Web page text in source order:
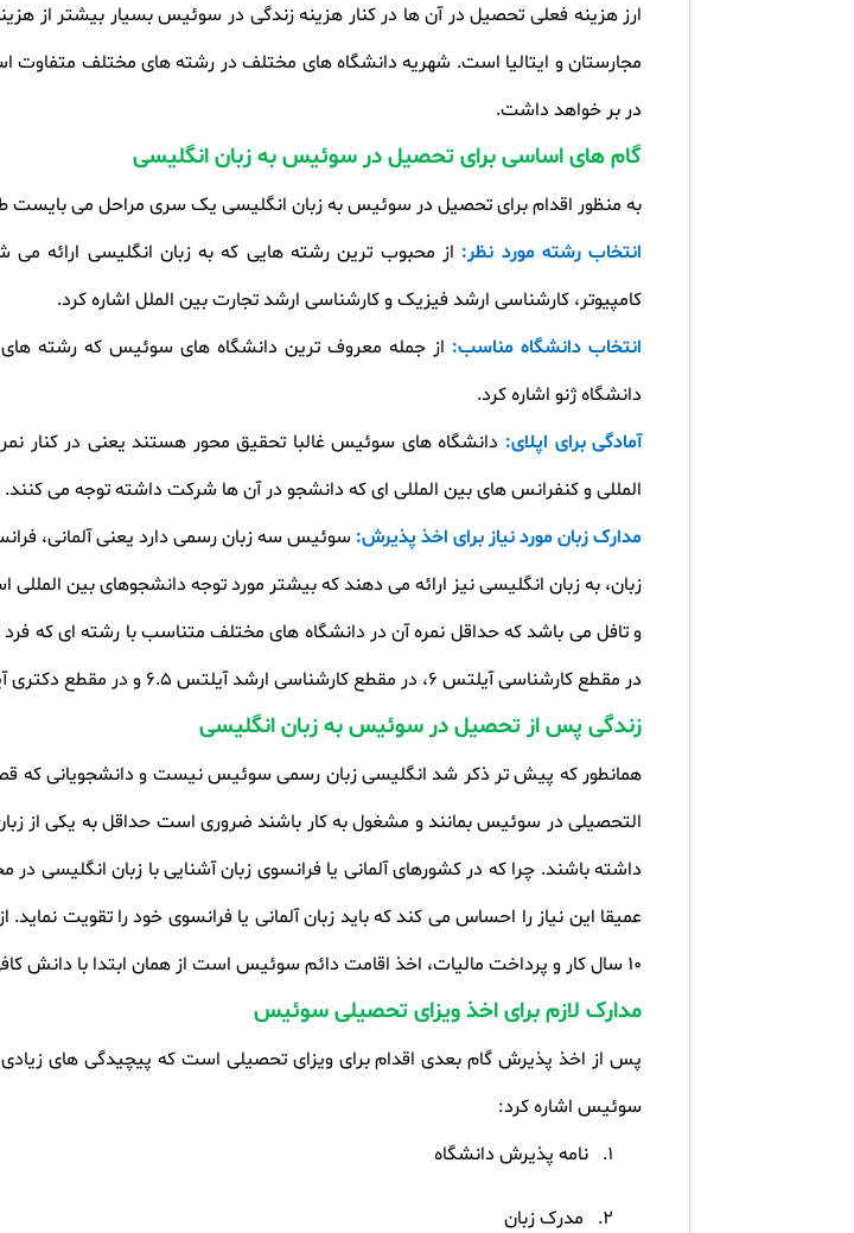
ارز هزینه فعلی تحصیل در آن ها در کنار هزینه زندگی در سوئیس بسیار بیشتر از
مجارستان و ایتالیا است. شهریه دانشگاه های مختلف در رشته های مختلف متفاوت است
در بر خواهد داشت.
گام های اساسی برای تحصیل در سوئیس به زبان انگلیسی
به منظور اقدام برای تحصیل در سوئیس به زبان انگلیسی یک سری مراحل می
انتخاب رشته مورد نظر: از محبوب ترین رشته هایی که به زبان انگلیسی ارائه
کامپیوتر، کارشناسی ارشد فیزیک و کارشناسی ارشد تجارت بین الملل اشاره کرد.
انتخاب دانشگاه مناسب: از جمله معروف ترین دانشگاه های سوئیس که رشته های
دانشگاه ژنو اشاره کرد.
آمادگی برای اپلای: دانشگاه های سوئیس غالبا تحقیق محور هستند یعنی در کنار
المللی و کنفرانس های بین المللی ای که دانشجو در آن ها شرکت داشته توجه می کنند.
مدارک زبان مورد نیاز برای اخذ پذیرش: سوئیس سه زبان رسمی دارد یعنی آلمانی،
زبان، به زبان انگلیسی نیز ارائه می دهند که بیشتر مورد توجه دانشجوهای بین
و تافل می باشد که حداقل نمره آن در دانشگاه های مختلف متناسب با رشته ای که
در مقطع کارشناسی آیلتس 6، در مقطع کارشناسی ارشد آیلتس 6.5 و در مقطع دکتری آیلتس 7 به بالای آکادمیک مورد نیاز است
زندگی پس از تحصیل در سوئیس به زبان انگلیسی
همانطور که پیش تر ذکر شد انگلیسی زبان رسمی سوئیس نیست و دانشجویانی که
التحصیلی در سوئیس بمانند و مشغول به کار باشند ضروری است حداقل به یکی از
داشته باشند. چرا که در کشورهای آلمانی یا فرانسوی زبان آشنایی با زبان
عمیقا این نیاز را احساس می کند که باید زبان آلمانی یا فرانسوی خود را تقویت
10 سال کار و پرداخت مالیات، اخذ اقامت دائم سوئیس است از همان ابتدا با دانش کافی در یکی از زبان های رسمی سوئیس وارد این کشور شود
مدارک لازم برای اخذ ویزای تحصیلی سوئیس
پس از اخذ پذیرش گام بعدی اقدام برای ویزای تحصیلی است که پیچیدگی های زیادی
سوئیس اشاره کرد:
1.
نامه پذیرش دانشگاه
2. مدرک زبان